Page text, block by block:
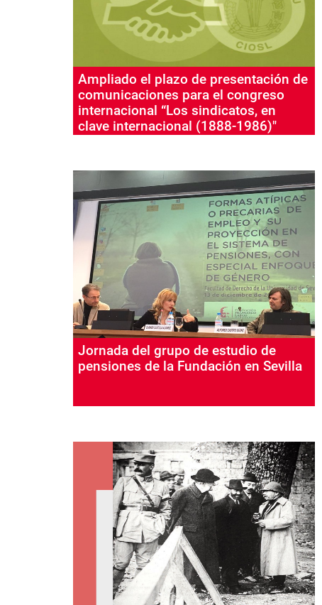
Ampliado el plazo de presentación de
comunicaciones para el congreso
internacional “Los sindicatos, en
clave internacional (1888-1986)"
Jornada del grupo de estudio de
pensiones de la Fundación en Sevilla